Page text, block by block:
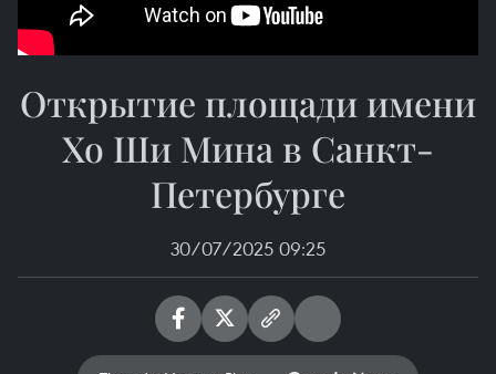
Открытие площади имени
Хо Ши Мина в Санкт-
Петербурге
30/07/2025 09:25